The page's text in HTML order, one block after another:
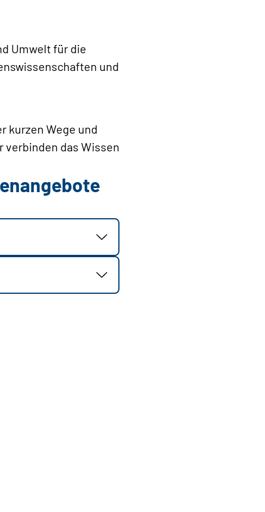
Umwelt für die
und
kurzen Wege und
das Wissen